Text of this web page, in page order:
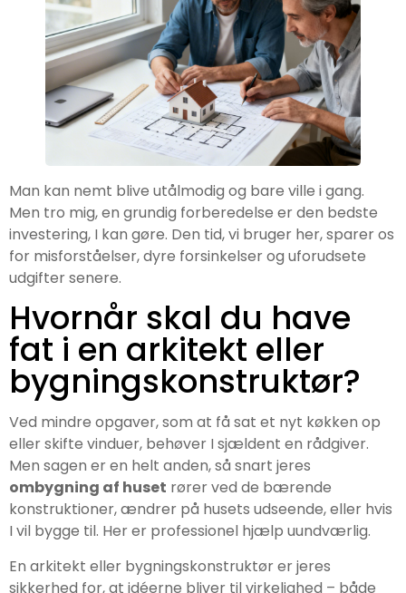
Man kan nemt blive utålmodig og bare ville i gang.
Men tro mig, en grundig forberedelse er den bedste
investering, I kan gøre. Den tid, vi bruger her, sparer os
for misforståelser, dyre forsinkelser og uforudsete
udgifter senere.
Hvornår skal du have
fat i en arkitekt eller
bygningskonstruktør?
Ved mindre opgaver, som at få sat et nyt køkken op
eller skifte vinduer, behøver I sjældent en rådgiver.
Men sagen er en helt anden, så snart jeres
ombygning af huset rører ved de bærende
konstruktioner, ændrer på husets udseende, eller hvis
I vil bygge til. Her er professionel hjælp uundværlig.
En arkitekt eller bygningskonstruktør er jeres
sikkerhed for, at idéerne bliver til virkelighed – både